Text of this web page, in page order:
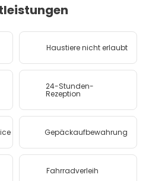
Haustiere nicht erlaubt
24-Stunden-
Rezeption
Gepäckaufbewahrung
Fahrradverleih